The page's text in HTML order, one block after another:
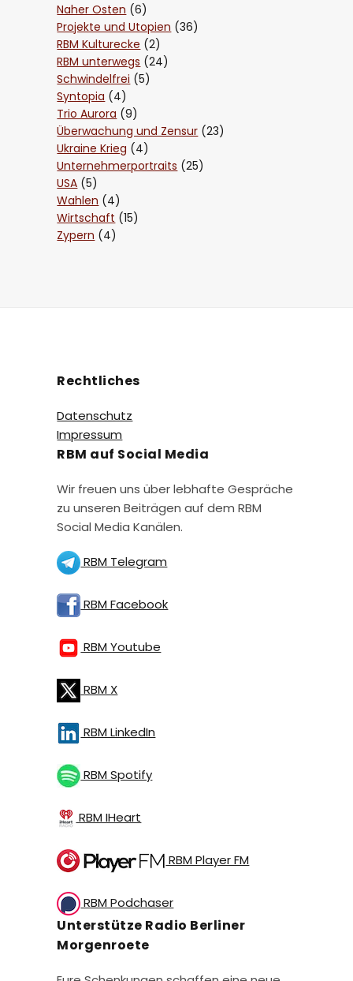
Naher Osten (6)
Projekte und Utopien (36)
RBM Kulturecke (2)
RBM unterwegs (24)
Schwindelfrei (5)
Syntopia (4)
Trio Aurora (9)
Überwachung und Zensur (23)
Ukraine Krieg (4)
Unternehmerportraits (25)
USA (5)
Wahlen (4)
Wirtschaft (15)
Zypern (4)
Rechtliches
Datenschutz
Impressum
RBM auf Social Media
Wir freuen uns über lebhafte Gespräche
zu unseren Beiträgen auf dem RBM
Social Media Kanälen.
RBM Telegram
RBM Facebook
RBM Youtube
RBM X
RBM LinkedIn
RBM Spotify
RBM IHeart
RBM Player FM
RBM Podchaser
Unterstütze Radio Berliner
Morgenroete